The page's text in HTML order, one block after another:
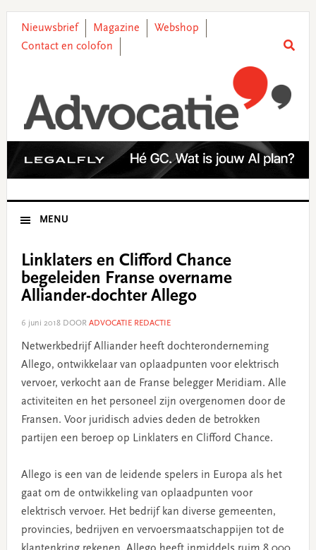
primary
main
primary
footer
Nieuwsbrief Magazine
Webshop
Contact en colofon
MENU
Linklaters en Clifford Chance
begeleiden Franse overname
Alliander-dochter Allego
6 juni 2018DOOR ADVOCATIE REDACTIE
Netwerkbedrijf Alliander heeft dochteronderneming
Allego, ontwikkelaar van oplaadpunten voor elektrisch
vervoer, verkocht aan de Franse belegger Meridiam. Alle
activiteiten en het personeel zijn overgenomen door de
Fransen. Voor juridisch advies deden de betrokken
partijen een beroep op Linklaters en Clifford Chance.
Allego is een van de leidende spelers in Europa als het
gaat om de ontwikkeling van oplaadpunten voor
elektrisch vervoer. Het bedrijf kan diverse gemeenten,
provincies, bedrijven en vervoersmaatschappijen tot de